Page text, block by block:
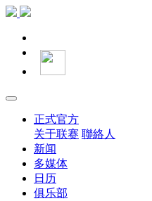
正式官方
关于联赛 聯絡人
新闻
多媒体
日历
俱乐部